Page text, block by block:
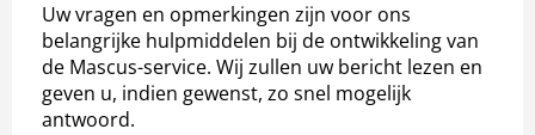
Uw vragen en opmerkingen zijn voor ons
belangrijke hulpmiddelen bij de ontwikkeling van
de Mascus-service. Wij zullen uw bericht lezen en
geven u, indien gewenst, zo snel mogelijk
antwoord.